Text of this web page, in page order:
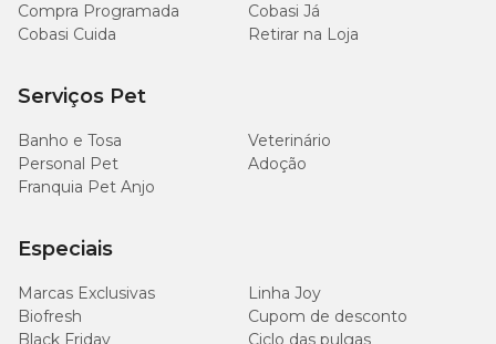
Compra Programada
Cobasi Já
Cobasi Cuida
Retirar na Loja
Serviços Pet
Banho e Tosa
Veterinário
Personal Pet
Adoção
Franquia Pet Anjo
Especiais
Marcas Exclusivas
Linha Joy
Biofresh
Cupom de desconto
Black Friday
Ciclo das pulgas